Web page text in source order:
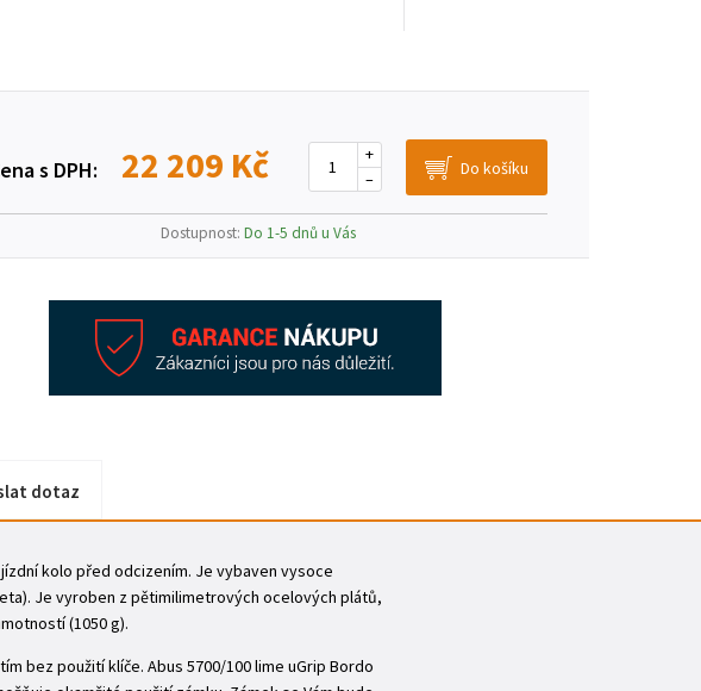
s DPH: 22 209 Kč –
+
Dostupnost: Do 1-5 dnů u Vás
dotaz
kolo před odcizením. Je vybaven vysoce
Je vyroben z pětimilimetrových ocelových plátů,
(1050 g).
bez použití klíče. Abus 5700/100 lime uGrip Bordo